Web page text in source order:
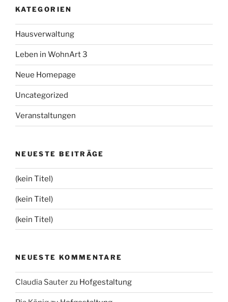
KATEGORIEN
Hausverwaltung
Leben in WohnArt 3
Neue Homepage
Uncategorized
Veranstaltungen
NEUESTE BEITRÄGE
(kein Titel)
(kein Titel)
(kein Titel)
NEUESTE KOMMENTARE
Claudia Sauterzu Hofgestaltung